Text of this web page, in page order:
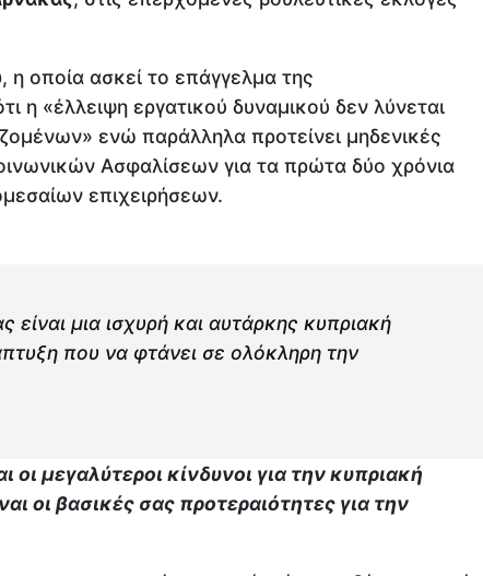
, η οποία ασκεί το επάγγελμα της
η «έλλειψη εργατικού δυναμικού δεν λύνεται
ενώ παράλληλα προτείνει μηδενικές
Ασφαλίσεων για τα πρώτα δύο χρόνια
επιχειρήσεων.
είναι μια ισχυρή και αυτάρκης κυπριακή
που να φτάνει σε ολόκληρη την
οι μεγαλύτεροι κίνδυνοι για την κυπριακή
οι βασικές σας προτεραιότητες για την